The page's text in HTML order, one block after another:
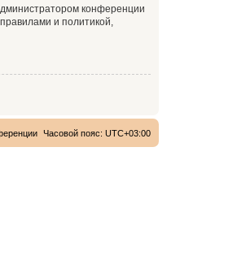
конференции
и политикой,
Часовой пояс: UTC+03:00